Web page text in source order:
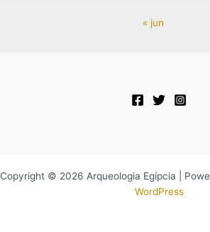
« jun
Copyright © 2026 Arqueologia Egípcia |
WordPress